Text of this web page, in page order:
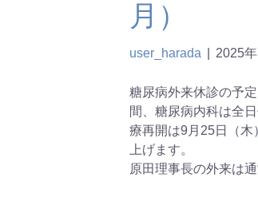
月）
user_harada 2025
糖尿病外来休診の予
間、糖尿病内科は全
療再開は9月25日（木
上げます。
原田理事長の外来は